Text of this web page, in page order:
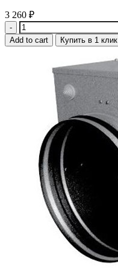
3 260 ₽
Quantity
Add to cart Купить в 1 клик